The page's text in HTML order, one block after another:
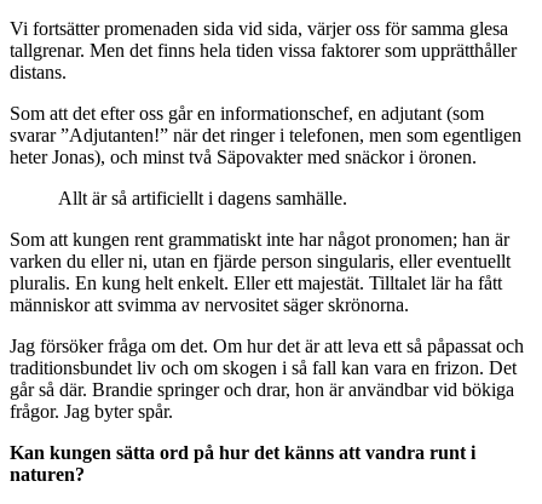
Vi fortsätter promenaden sida vid sida, värjer oss för samma glesa
tallgrenar. Men det finns hela tiden vissa faktorer som upprätthåller
distans.
Som att det efter oss går en informationschef, en adjutant (som
svarar ”Adjutanten!” när det ringer i telefonen, men som egentligen
heter Jonas), och minst två Säpovakter med snäckor i öronen.
Allt är så artificiellt i dagens samhälle.
Som att kungen rent grammatiskt inte har något pronomen; han är
varken du eller ni, utan en fjärde person singularis, eller eventuellt
pluralis. En kung helt enkelt. Eller ett majestät. Tilltalet lär ha fått
människor att svimma av nervositet säger skrönorna.
Jag försöker fråga om det. Om hur det är att leva ett så påpassat och
traditionsbundet liv och om skogen i så fall kan vara en frizon. Det
går så där. Brandie springer och drar, hon är användbar vid bökiga
frågor. Jag byter spår.
Kan kungen sätta ord på hur det känns att vandra runt i
naturen?